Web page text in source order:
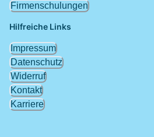
Hilfreiche Links
Impressum
Datenschutz
Widerruf
Kontakt
Karriere
Firmenschulungen